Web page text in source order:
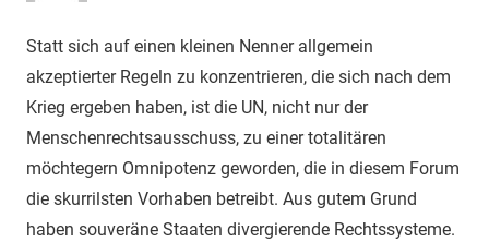
Statt sich auf einen kleinen Nenner allgemein
akzeptierter Regeln zu konzentrieren, die sich nach dem
Krieg ergeben haben, ist die UN, nicht nur der
Menschenrechtsausschuss, zu einer totalitären
möchtegern Omnipotenz geworden, die in diesem Forum
die skurrilsten Vorhaben betreibt. Aus gutem Grund
haben souveräne Staaten divergierende Rechtssysteme.